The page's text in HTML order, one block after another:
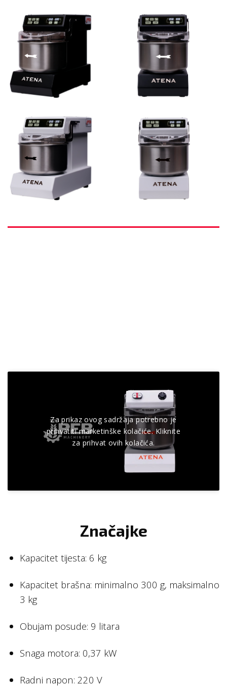
Za prikaz ovog sadržaja potrebno je
prihvatiti marketinške kolačiće. Kliknite
za prihvat ovih kolačića.
Značajke
Kapacitet tijesta: 6 kg
Kapacitet brašna: minimalno 300 g, maksimalno
3 kg
Obujam posude: 9 litara
Snaga motora: 0,37 kW
Radni napon: 220 V